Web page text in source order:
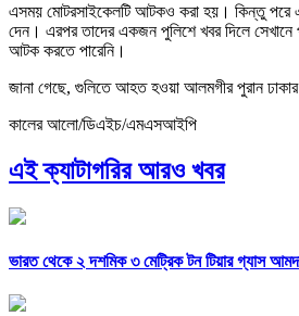
এসময় মোটরসাইকেলটি আটকও করা হয়। কিন্তু পরে
দেন। এরপর তাদের একজন পুলিশে খবর দিলে
আটক করতে পারেনি।
জানা গেছে, গুলিতে আহত হওয়া আলমগীর ‍পুরান
কালের আলো/ডিএইচ/এমএসআইপি
এই ক্যাটাগরির আরও খবর
ভারত থেকে ২ দশমিক ৩ মেট্রিক টন টিয়ার গ্যাস